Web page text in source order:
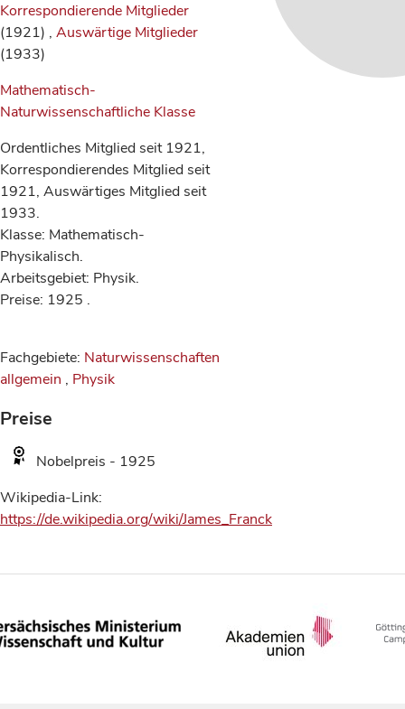
Korrespondierende Mitglieder
(1921) , Auswärtige Mitglieder
(1933)
Mathematisch-
Naturwissenschaftliche Klasse
Ordentliches Mitglied seit 1921,
Korrespondierendes Mitglied seit
1921, Auswärtiges Mitglied seit
1933.
Klasse: Mathematisch-
Physikalisch.
Arbeitsgebiet: Physik.
Preise: 1925 .
Fachgebiete: Naturwissenschaften
allgemein , Physik
Preise
Nobelpreis - 1925
Wikipedia-Link:
https://de.wikipedia.org/wiki/James_Franck